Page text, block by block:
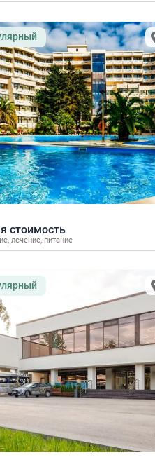
стоимость
, лечение, питание